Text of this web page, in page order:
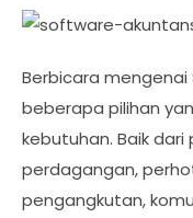
Berbicara
beberapa pilihan
kebutuhan. Baik
perdagangan,
pengangkutan,